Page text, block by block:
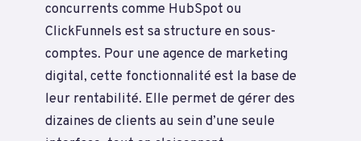
concurrents comme HubSpot ou
ClickFunnels est sa structure en sous-
comptes. Pour une agence de marketing
digital, cette fonctionnalité est la base de
leur rentabilité. Elle permet de gérer des
dizaines de clients au sein d’une seule